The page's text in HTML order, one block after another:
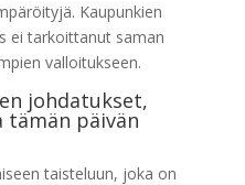
Kaupunkien
ei tarkoittanut saman
valloitukseen.
johdatukset,
tämän päivän
taisteluun, joka on